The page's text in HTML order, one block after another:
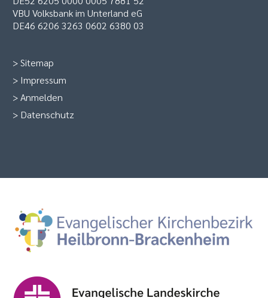
VBU Volksbank im Unterland eG
DE46 6206 3263 0602 6380 03
>Sitemap
> Impressum
>Anmelden
> Datenschutz